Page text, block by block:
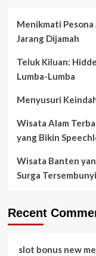
Menikmati
Jarang Dijamah
Teluk Kiluan:
Lumba-Lumba
Menyusuri
Wisata Alam
yang Bikin
Wisata Banten
Surga
Recent
slot bonus new